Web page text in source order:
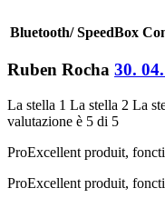
Bluetooth/ SpeedBox
Ruben Rocha 30.
La stella 1 La stella 2 La
valutazione è 5 di 5
ProExcellent produit,
ProExcellent produit,